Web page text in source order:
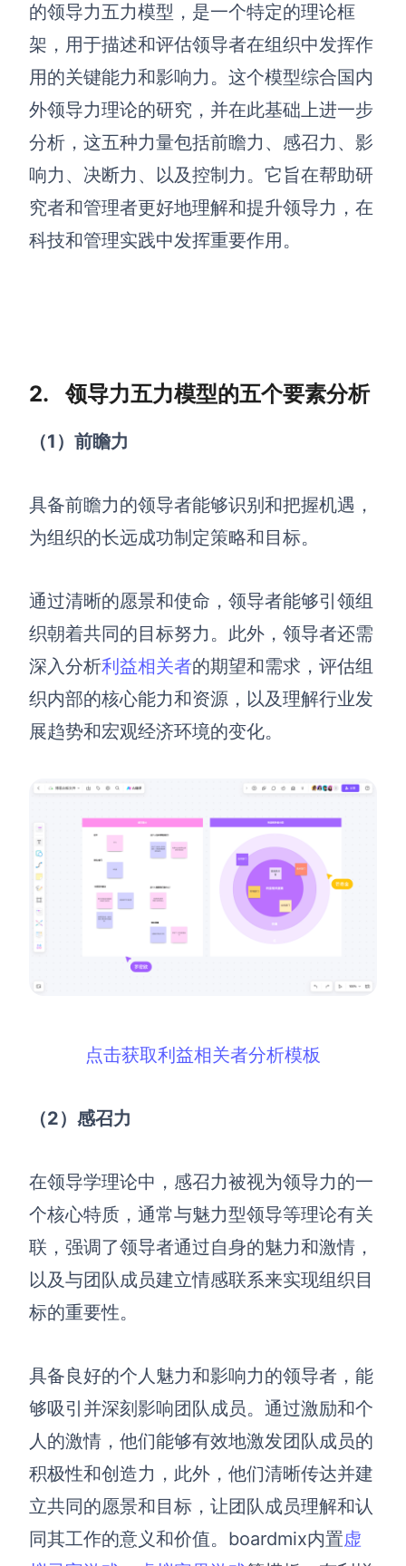
高效协作
在线白板
涂鸦画板
敏捷实践
在线绘图
思维和灵感整理
ER图
查看所有场景
AI生成思维导图
AI生成流程图
AI生成用户旅程图
AI生成甘特图
AI生成组织结构图
战略与流程设计
AI生成商业画布
AI生成SWOT分析
AI生成5Why分析
AI生成平衡计分卡
AI生成时间管理四象限
AI生成胜任力模型
AI生成价值链
AI生成Smart分析
AI生成波特五力模型
AI生成竞品分析
AI生成安索夫矩阵
AI生成图片
模板社区
企业服务
私有化部署
管理功能定制 · 专业部署方案
客户案例
用boardmix提升团队协作效率
的领导力五力模型，是一个特定的理论框
架，用于描述和评估领导者在组织中发挥作
用的关键能力和影响力。这个模型综合国内
外领导力理论的研究，并在此基础上进一步
分析，这五种力量包括前瞻力、感召力、影
响力、决断力、以及控制力。它旨在帮助研
究者和管理者更好地理解和提升领导力，在
科技和管理实践中发挥重要作用。
2. 领导力五力模型的五个要素分析
（1 ）前瞻力
具备前瞻力的领导者能够识别和把握机遇，
为组织的长远成功制定策略和目标。
通过清晰的愿景和使命，领导者能够引领组
织朝着共同的目标努力。此外，领导者还需
深入分析利益相关者的期望和需求，评估组
织内部的核心能力和资源，以及理解行业发
展趋势和宏观经济环境的变化。
点击获取利益相关者分析模板
（2）感召力
在领导学理论中，感召力被视为领导力的一
个核心特质，通常与魅力型领导等理论有关
联，强调了领导者通过自身的魅力和激情，
以及与团队成员建立情感联系来实现组织目
标的重要性。
具备良好的个人魅力和影响力的领导者，能
够吸引并深刻影响团队成员。通过激励和个
人的激情，他们能够有效地激发团队成员的
积极性和创造力，此外，他们清晰传达并建
立共同的愿景和目标，让团队成员理解和认
同其工作的意义和价值。boardmix内置虚